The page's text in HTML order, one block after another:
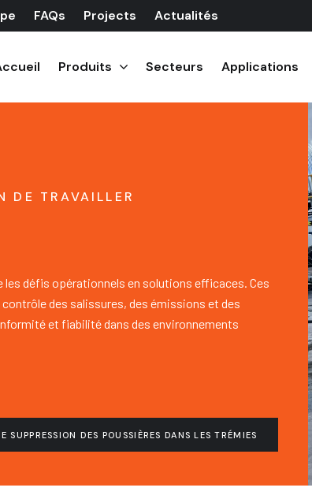
FAQs Projects Actualités
Produits Secteurs Applications
DE TRAVAILLER
défis opérationnels en solutions efficaces. Ces
des salissures, des émissions et des
et fiabilité dans des environnements
SUPPRESSION DES POUSSIÈRES DANS LES TRÉMIES